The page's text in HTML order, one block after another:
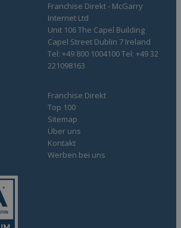
Franchise Direkt
Top 100
Sitemap
Über uns
Kontakt
Werben bei uns
Franchise Direkt - McGarry
Internet Ltd
Unit 106 The Capel Building
Capel Street Dublin 7 Ireland
Tel: +49 800 1004100 Tel: +49 32
221098163